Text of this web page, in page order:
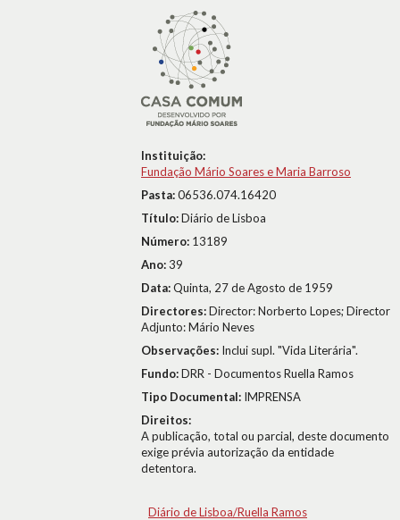
Instituição:
Fundação Mário Soares e Maria Barroso
Pasta:06536.074.16420
Título:Diário de Lisboa
Número: 13189
Ano:39
Data:Quinta, 27 de Agosto de 1959
Directores:Director: Norberto Lopes; Director
Adjunto: Mário Neves
Observações: Inclui supl. "Vida Literária".
Fundo:DRR - Documentos Ruella Ramos
Tipo Documental: IMPRENSA
Direitos:
A publicação, total ou parcial, deste documento
exige prévia autorização da entidade
detentora.
Diário de Lisboa/Ruella Ramos